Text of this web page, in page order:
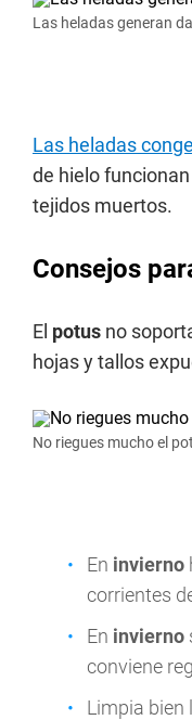
Las heladas generan
Las heladas
de hielo
tejidos muertos.
Consejos
El potus no
hojas y tallos
No riegues mucho el
En invierno
corrientes
En invierno
conviene
Limpia bien